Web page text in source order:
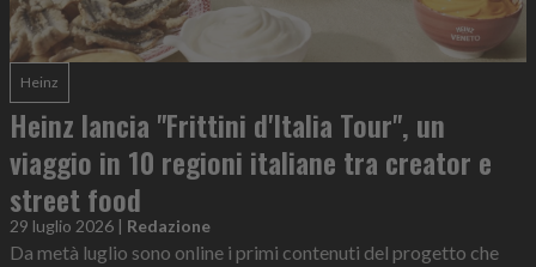
Heinz
Heinz lancia "Frittini d'Italia Tour", un
viaggio in 10 regioni italiane tra creator e
street food
29 luglio 2026 | Redazione
Da metà luglio sono online i primi contenuti del progetto che